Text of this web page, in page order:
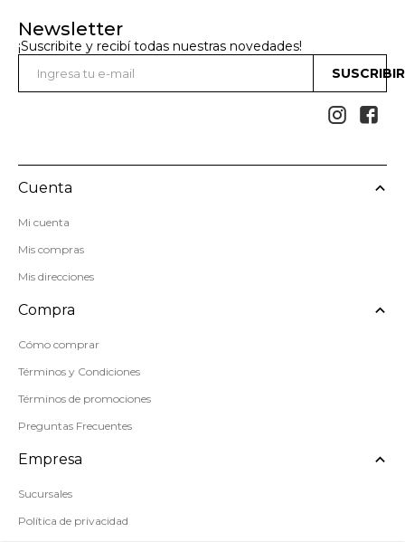
Newsletter
¡Suscribite y recibí todas nuestras novedades!
 
Cuenta
Mi cuenta
Mis compras
Mis direcciones
Compra
Cómo comprar
Términos y Condiciones
Términos de promociones
Preguntas Frecuentes
Empresa
Sucursales
Política de privacidad